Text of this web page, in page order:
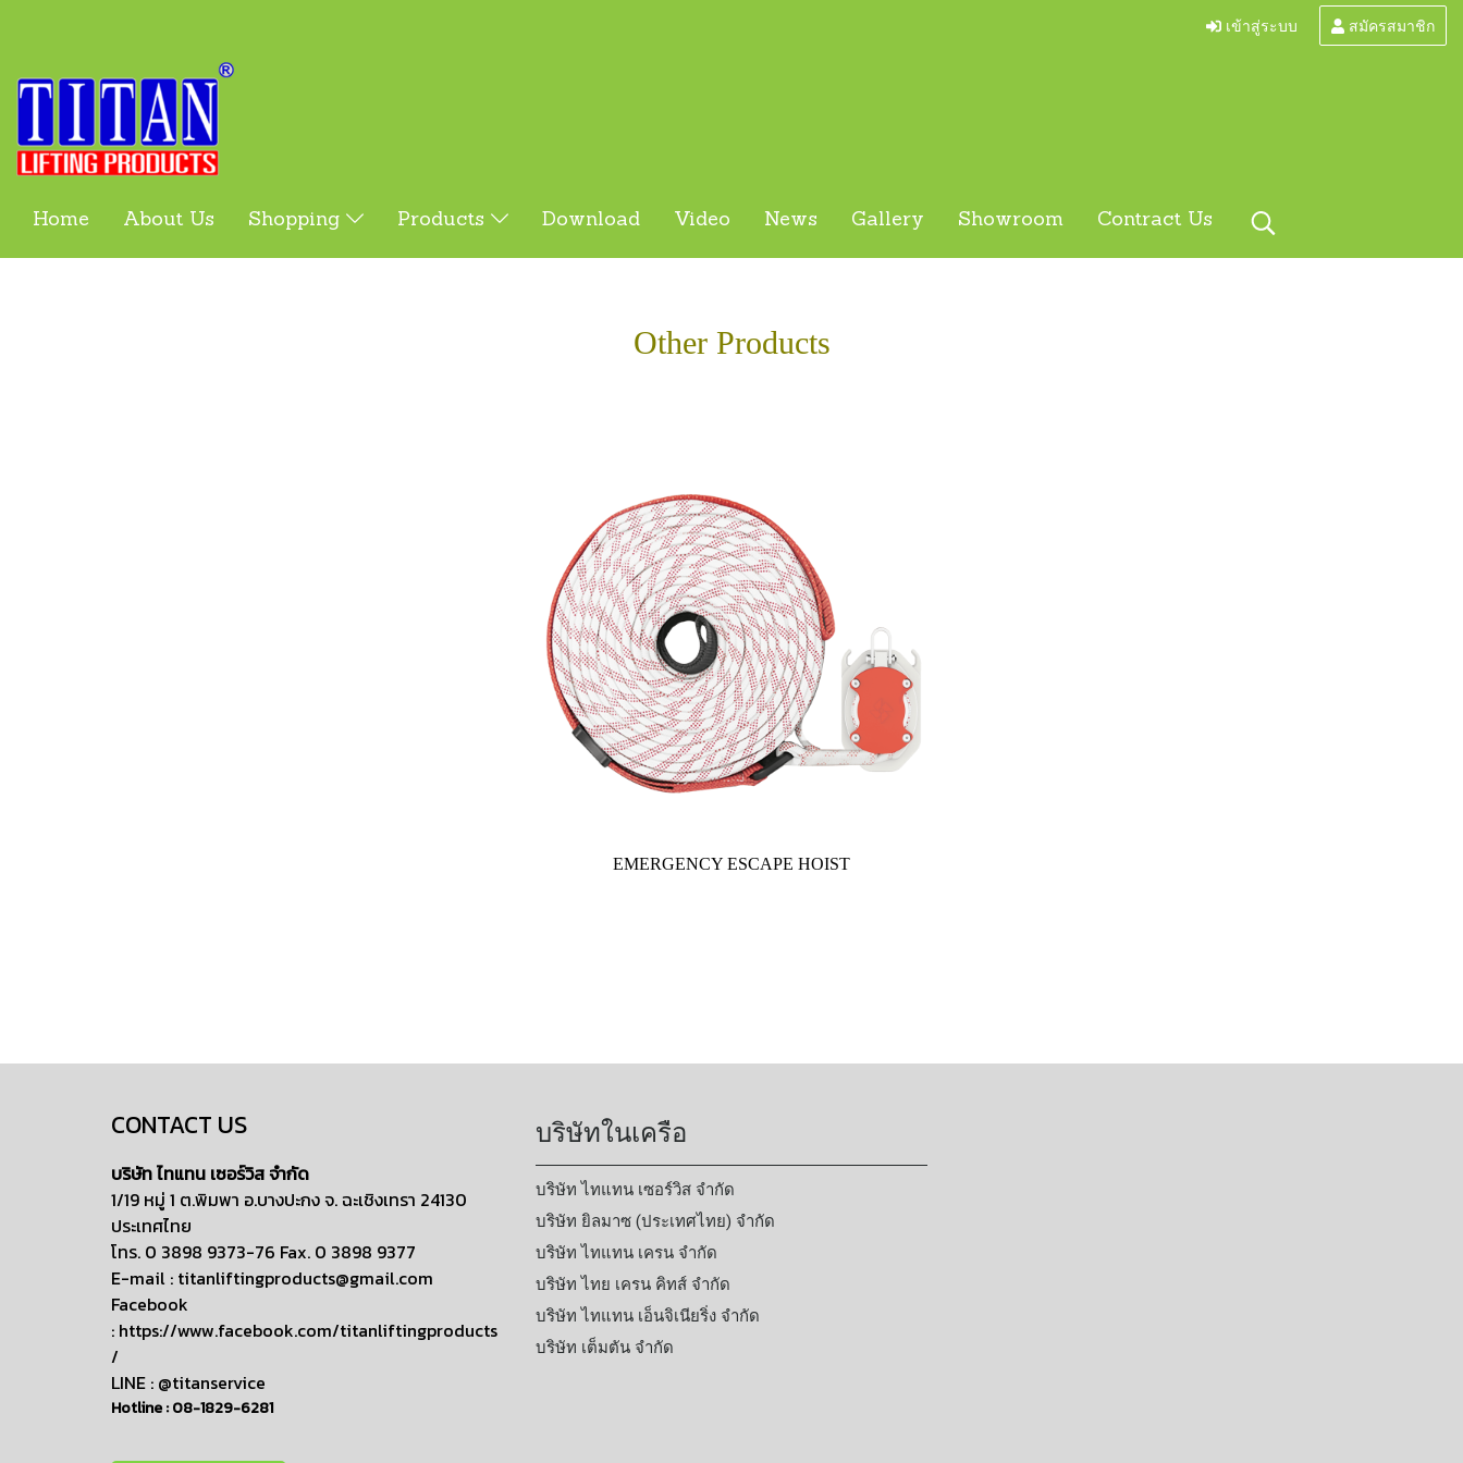
เข้าสู่ระบบ สมัครสมาชิก
Home About Us Shopping Products Download Video News Gallery Showroom Contract Us
Other Products
EMERGENCY ESCAPE HOIST
CONTACT US
บริษัท ไทแทน เซอร์วิส จำกัด
1/19 หมู่ 1 ต.พิมพา อ.บางปะกง จ. ฉะเชิงเทรา 24130
ประเทศไทย
โทร. 0 3898 9373-76 Fax. 0 3898 9377
E-mail : titanliftingproducts@gmail.com
Facebook
: https://www.facebook.com/titanliftingproducts
/
LINE : @titanservice
Hotline :08-1829-6281
บริษัทในเครือ
บริษัท ไทแทน เซอร์วิส จำกัด
บริษัท ยิลมาซ (ประเทศไทย) จำกัด
บริษัท ไทแทน เครน จำกัด
บริษัท ไทย เครน คิทส์ จำกัด
บริษัท ไทแทน เอ็นจิเนียริ่ง จำกัด
บริษัท เต็มตัน จำกัด